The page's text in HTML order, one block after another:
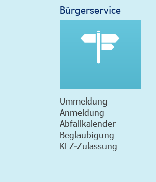
Bürgerservice
Ummeldung
Anmeldung
Abfallkalender
Beglaubigung
KFZ-Zulassung